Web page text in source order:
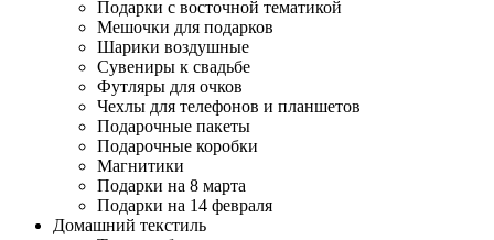
Подарки с восточной тематикой
Мешочки для подарков
Шарики воздушные
Сувениры к свадьбе
Футляры для очков
Чехлы для телефонов и планшетов
Подарочные пакеты
Подарочные коробки
Магнитики
Подарки на 8 марта
Подарки на 14 февраля
Домашний текстиль